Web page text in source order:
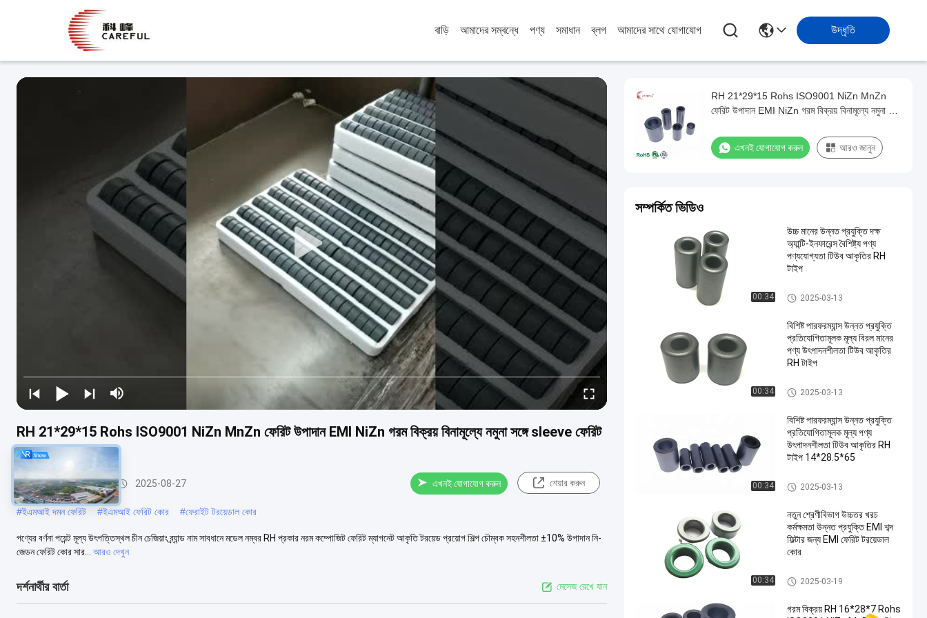
বাড়ি আমাদের সম্বন্ধে পণ্য সমাধান ব্লগ আমাদের সাথে যোগাযোগ উদ্ধৃতি
RH 21*29*15 Rohs ISO9001 NiZn MnZn ফেরিট উপাদান EMI NiZn গরম বিক্রয় বিনামূল্যে নমুনা সঙ্গে sleeve ফেরিট
টিউব কোর
ইএমআই সাপ্রেশন কোর 2025-08-27 এখনই যোগাযোগ করুন শেয়ার করুন
#ইএমআই দমন ফেরিট #ইএমআই ফেরিট কোর #ফেরাইট টরয়েডাল কোর
পণ্যের বর্ণনা পয়েন্ট মূল্য উৎপত্তিস্থল চীন চেজিয়াং ব্র্যান্ড নাম সাবধানে মডেল নম্বর RH প্রকার নরম কম্পোজিট ফেরিট ম্যাগনেট আকৃতি টরয়েড প্রয়োগ শিল্প চৌম্বক সহনশীলতা ±10% উপাদান নি-
জেডন ফেরিট কোর সার...
আরও দেখুন
দর্শনার্থীর বার্তা মেসেজ রেখে যান
RH 21*29*15 Rohs ISO9001 NiZn MnZn
ফেরিট উপাদান EMI NiZn গরম বিক্রয় বিনামূল্যে নমুনা সঙ্গে
এখনই যোগাযোগ করুন আরও জানুন
সম্পর্কিত ভিডিও
00:34
উচ্চ মানের উন্নত প্রযুক্তি দক্ষ
অ্যান্টি-ইনফারেন্স বৈশিষ্ট্য পণ্য
পণ্যযোগ্যতা টিউব আকৃতির RH
টাইপ
ইএমআই সাপ্রেশন কোর
2025-03-13
00:34
বিশিষ্ট পারফরম্যান্স উন্নত প্রযুক্তি
প্রতিযোগিতামূলক মূল্য বিরল মানের
পণ্য উৎপাদনশীলতা টিউব আকৃতির
RH টাইপ
ইএমআই সাপ্রেশন কোর
2025-03-13
00:34
বিশিষ্ট পারফরম্যান্স উন্নত প্রযুক্তি
প্রতিযোগিতামূলক মূল্য পণ্য
উৎপাদনশীলতা টিউব আকৃতির RH
টাইপ 14*28.5*65
ইএমআই সাপ্রেশন কোর
2025-03-13
00:34
নতুন শ্রেণীবিভাগ উচ্চতর খরচ
কর্মক্ষমতা উন্নত প্রযুক্তি EMI শব্দ
ফিল্টার জন্য EMI ফেরিট টরয়েডাল
কোর
ইএমআই সাপ্রেশন কোর
2025-03-19
গরম বিক্রয় RH 16*28*7 Rohs